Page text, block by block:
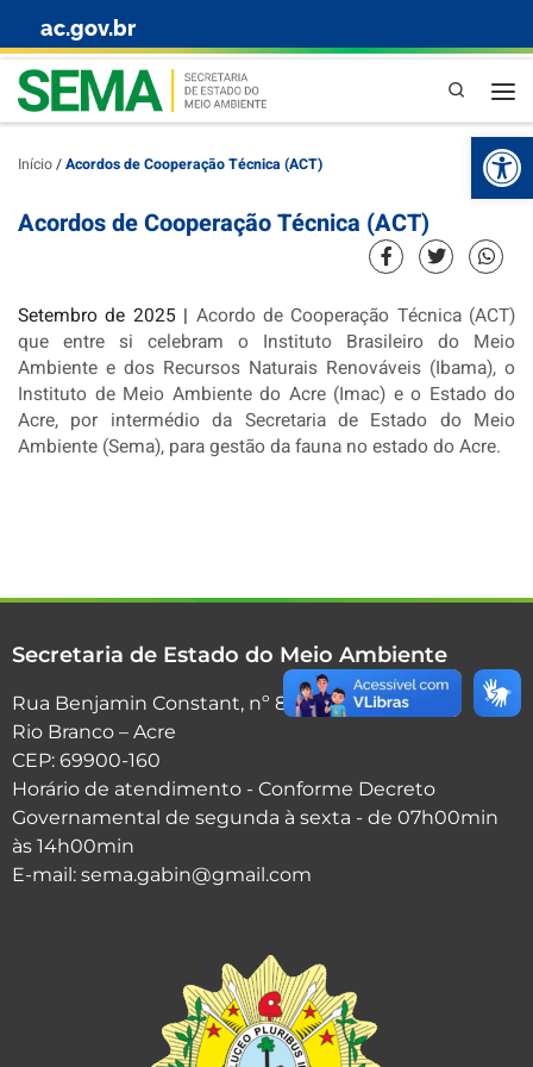
Skip to content
ac.gov.br
Pesquisa
Início/Acordos de Cooperação Técnica (ACT)
Acordos de Cooperação Técnica (ACT)
Setembro de 2025 | Acordo de Cooperação Técnica (ACT)
que entre si celebram o Instituto Brasileiro do Meio
Ambiente e dos Recursos Naturais Renováveis (Ibama), o
Instituto de Meio Ambiente do Acre (Imac) e o Estado do
Acre, por intermédio da Secretaria de Estado do Meio
Ambiente (Sema), para gestão da fauna no estado do Acre.
Secretaria de Estado do Meio Ambiente
Rua Benjamin Constant, nº 856 - Centro.
Rio Branco – Acre
CEP: 69900-160
Horário de atendimento - Conforme Decreto
Governamental de segunda à sexta - de 07h00min
às 14h00min
E-mail: sema.gabin@gmail.com